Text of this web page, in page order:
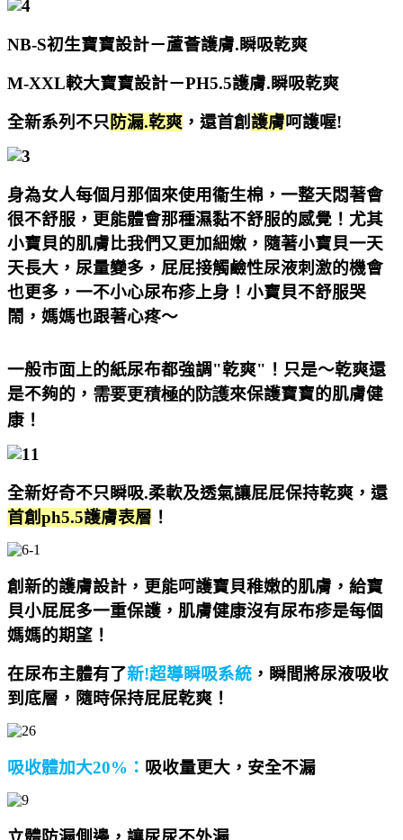
NB-S初生寶寶設計－蘆薈護膚.瞬吸乾爽
M-XXL較大寶寶設計－PH5.5護膚.瞬吸乾爽
全新系列不只 防漏.乾爽 ，還首創護膚呵護喔!
身為女人每個月那個來使用衞生棉，一整天悶著會
很不舒服，更能體會那種濕黏不舒服的感覺！尤其
小寶貝的肌膚比我們又更加細嫩，隨著小寶貝一天
天長大，尿量變多，屁屁接觸鹼性尿液刺激的機會
也更多，一不小心尿布疹上身！小寶貝不舒服哭
鬧，媽媽也跟著心疼～
一般市面上的紙尿布都強調"乾爽"！ 只是～乾爽還
是不夠的， 需要更積極的防護來保護寶寶的肌膚健
康 ！
全新好奇不只瞬吸.柔軟及透氣讓屁屁保持乾爽，還
首創ph5.5護膚表層 ！
創新的護膚設計，更能呵護寶貝稚嫩的肌膚， 給寶
貝小屁屁多一重保護， 肌膚健康沒有尿布疹是每個
媽媽的期望 ！
在尿布主體有了新!超導瞬吸系統 ，瞬間將尿液吸收
到底層，隨時保持屁屁乾爽！
吸收體加大20% ： 吸收量更大，安全不漏